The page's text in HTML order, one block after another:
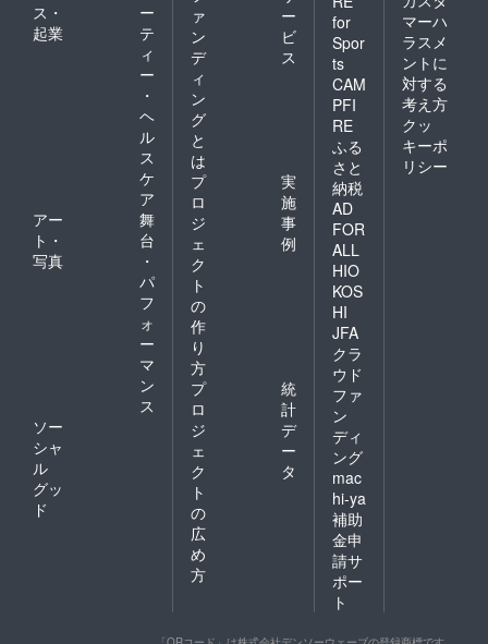
ス・
起業
ー
テ
ィ
ー
・
ヘ
ル
ス
ケ
ア
アー
ト・
写真
舞
台
・
パ
フ
ォ
ー
マ
ン
ス
ソー
シャ
ル
グッ
ド
ァ
ン
デ
ィ
ン
グ
と
は
ー
ビ
ス
プ
ロ
ジ
ェ
ク
ト
の
作
り
方
実
施
事
例
プ
ロ
ジ
ェ
ク
ト
の
広
め
方
統
計
デ
ー
タ
for
Spor
ts
CAM
PFI
RE
ふる
さと
納税
AD
FOR
ALL
HIO
KOS
HI
JFA
クラ
ウド
ファ
ン
ディ
ング
mac
hi-ya
補助
金申
請サ
ポー
ト
マーハ
ラスメ
ントに
対する
考え方
クッ
キーポ
リシー